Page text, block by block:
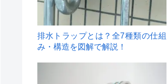
排水トラップとは？全7種類の仕組
み・構造を図解で解説！